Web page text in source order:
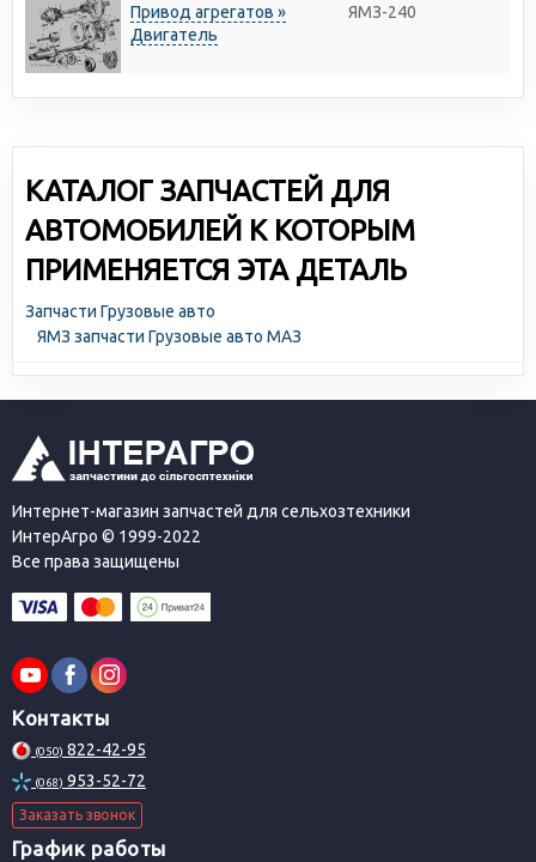
Привод агрегатов »
Двигатель
ЯМЗ-240
КАТАЛОГ ЗАПЧАСТЕЙ ДЛЯ
АВТОМОБИЛЕЙ К КОТОРЫМ
ПРИМЕНЯЕТСЯ ЭТА ДЕТАЛЬ
Запчасти Грузовые авто
ЯМЗ запчасти Грузовые авто МАЗ
Интернет-магазин запчастей для сельхозтехники
ИнтерАгро © 1999-2022
Все права защищены
Контакты
(050) 822-42-95
(068) 953-52-72
Заказать звонок
График работы